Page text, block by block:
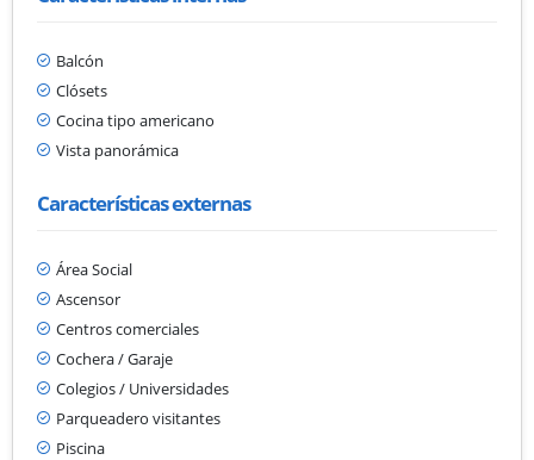
Balcón
Clósets
Cocina tipo americano
Vista panorámica
Características externas
Área Social
Ascensor
Centros comerciales
Cochera / Garaje
Colegios / Universidades
Parqueadero visitantes
Piscina